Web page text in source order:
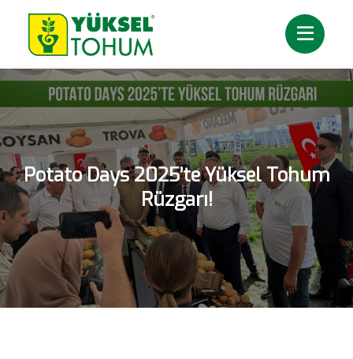
Potato Days 2025’te Yüksel Tohum
Rüzgarı!